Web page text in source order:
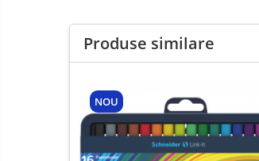
Produse similare
NOU